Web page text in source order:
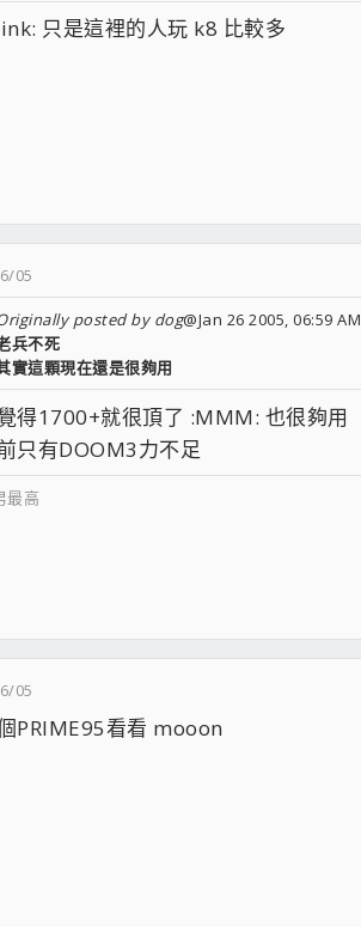
只是這裡的人玩 k8 比較多
05
posted by dog@Jan 26 2005, 06:59 AM
兵不死
實這顆現在還是很夠用
得1700+就很頂了 :MMM: 也很夠用
只有DOOM3力不足
最高
05
PRIME95看看 mooon